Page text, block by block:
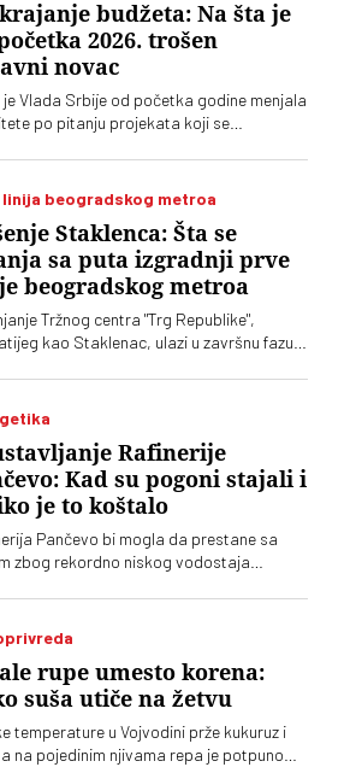
budžeta: Na šta je
2026. trošen
novac
je Vlada Srbije od početka godine menjala
po pitanju projekata koji se
linija beogradskog metroa
Staklenca: Šta se
sa puta izgradnji prve
beogradskog metroa
Tržnog centra "Trg Republike",
kao Staklenac, ulazi u završnu fazu.
čega će početi rasklapanje objekta zbog
za izgradnju prve linije metroa
Rafinerije
Kad su pogoni stajali i
je to koštalo
Pančevo bi mogla da prestane sa
zbog rekordno niskog vodostaja
sankcija NIS-u krajem 2025.
jedan mesec nerada Rafinerije, koštao je
dinara
rupe umesto korena:
suša utiče na žetvu
temperature u Vojvodini prže kukuruz i
na pojedinim njivama repa je potpuno